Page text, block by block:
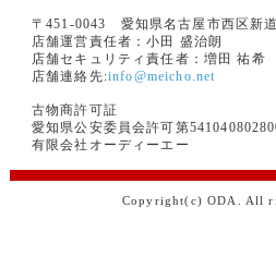
〒451-0043 愛知県名古屋市西区新
店舗運営責任者：小田 盛治朗
店舗セキュリティ責任者：増田 祐希
店舗連絡先:info@meicho.net
古物商許可証
愛知県公安委員会許可第
有限会社オーディーエー
Copyright(c) ODA. All